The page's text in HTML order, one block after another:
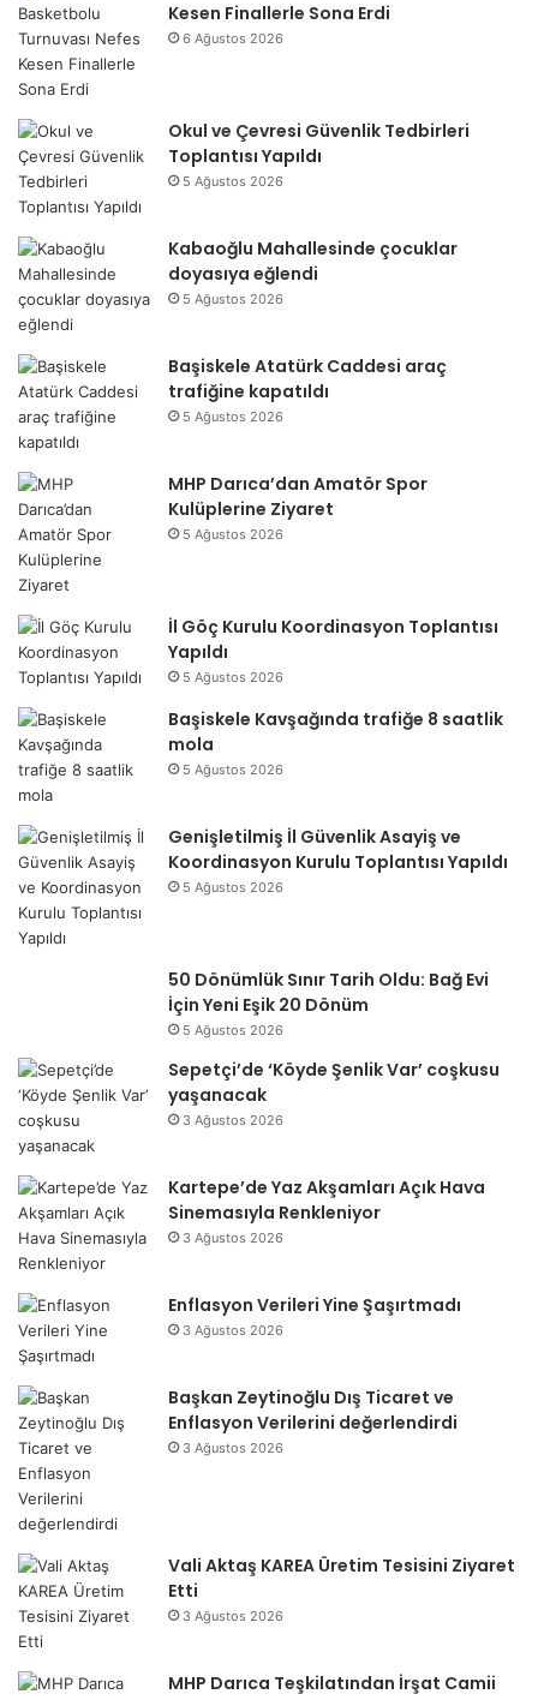
Kesen Finallerle Sona Erdi
6 Ağustos 2026
Okul ve Çevresi Güvenlik Tedbirleri
Toplantısı Yapıldı
5 Ağustos 2026
Kabaoğlu Mahallesinde çocuklar
doyasıya eğlendi
5 Ağustos 2026
Başiskele Atatürk Caddesi araç
trafiğine kapatıldı
5 Ağustos 2026
MHP Darıca’dan Amatör Spor
Kulüplerine Ziyaret
5 Ağustos 2026
İl Göç Kurulu Koordinasyon Toplantısı
Yapıldı
5 Ağustos 2026
Başiskele Kavşağında trafiğe 8 saatlik
mola
5 Ağustos 2026
Genişletilmiş İl Güvenlik Asayiş ve
Koordinasyon Kurulu Toplantısı Yapıldı
5 Ağustos 2026
50 Dönümlük Sınır Tarih Oldu: Bağ Evi
İçin Yeni Eşik 20 Dönüm
5 Ağustos 2026
Sepetçi’de ‘Köyde Şenlik Var’ coşkusu
yaşanacak
3 Ağustos 2026
Kartepe’de Yaz Akşamları Açık Hava
Sinemasıyla Renkleniyor
3 Ağustos 2026
Enflasyon Verileri Yine Şaşırtmadı
3 Ağustos 2026
Başkan Zeytinoğlu Dış Ticaret ve
Enflasyon Verilerini değerlendirdi
3 Ağustos 2026
Vali Aktaş KAREA Üretim Tesisini Ziyaret
Etti
3 Ağustos 2026
MHP Darıca Teşkilatından İrşat Camii